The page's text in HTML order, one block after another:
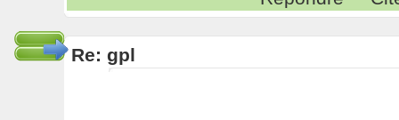
Re: gpl